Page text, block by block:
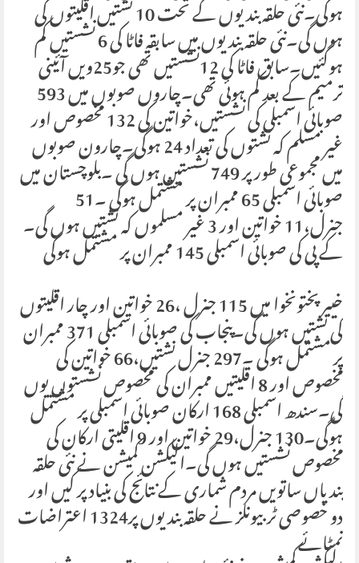
ہوگی۔نئی حلقہ بندیوں کے تحت 10 نشتیں اقلیتوں کی
ہوں گی۔نئی حلقہ بندیوں میں سابقہ فاٹا کی 6 نشستیں کم
ہوگئیں۔سابق فاٹا کی 12نشستیں تھی جو25ویں آئینی
ترمیم کے بعد کم ہوئی تھی۔چاروں صوبوں میں 593
صوبائی اسمبلی کی نشستیں،خواتین کی 132 مخصوص اور
غیر مسلم کہ نشتوں کی تعداد 24 ہوگی۔چارون صوبوں
میں مجموعی طور پر 749 نشستیں ہوں گی ۔بلوچستان میں
صوبائی اسمبلی 65 ممبران پر مشتمل ہوگی ۔51
جنرل،11 خواتین اور 3 غیر مسلموں کہ نشتیں ہوں گی۔کے پی کی صوبائی اسمبلی 145 ممبران پر مشتمل ہوگی
خیبرپختونخوا میں 115 جنرل ،26 خواتین اور چار اقلیتوں
کی نشتیں ہوں گی۔پنجاب کی صوبائی اسمبلی 371 ممبرانپر مشتمل ہوگی ۔297 جنرل نشتیں،66 خواتین کی
مخصوص اور 8 اقلیتیں ممبران کی مخصوص نشستوں یوں
گی۔سندھ اسمبلی 168 ارکان صوبائی اسمبلی پر مشتمل
ہوگی۔130 جنرل،29 خواتین اور 9 اقلیتی ارکان کی
مخصوص نشستیں ہوں گی۔الیکشن کمیشن نے نئی حلقہ
بندیاں ساتویں مردم شماری کے نتائج کی بنیاد پر کیں اور
دو خصوصی ٹربیونلز نے حلقہ بندیوں پر1324 اعتراضات نمٹائے